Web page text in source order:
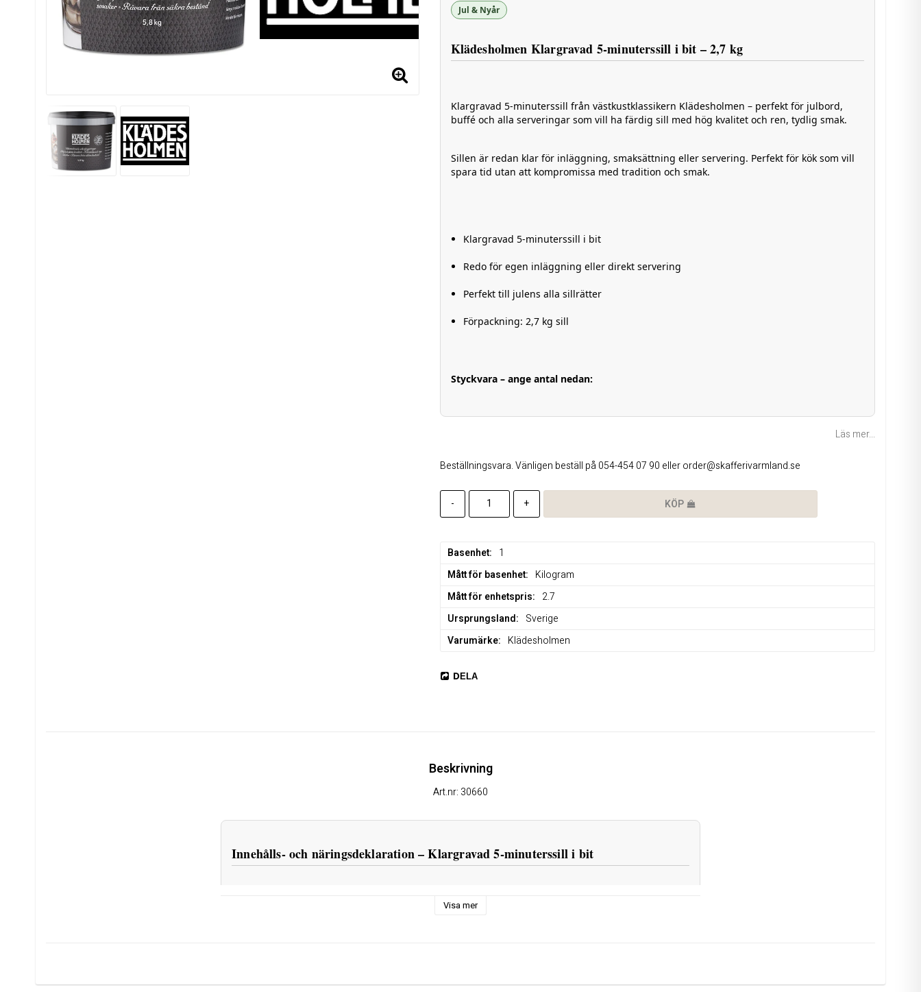
Jul & Nyår
Klädesholmen Klargravad 5-minuterssill i bit – 2,7 kg
Klargravad 5-minuterssill från västkustklassikern Klädesholmen – perfekt för julbord,
buffé och alla serveringar som vill ha färdig sill med hög kvalitet och ren, tydlig smak.
Sillen är redan klar för inläggning, smaksättning eller servering. Perfekt för kök som vill
spara tid utan att kompromissa med tradition och smak.
Klargravad 5-minuterssill i bit
Redo för egen inläggning eller direkt servering
Perfekt till julens alla sillrätter
Förpackning: 2,7 kg sill
Styckvara – ange antal nedan:
Läs mer...
Beställningsvara. Vänligen beställ på 054-454 07 90 eller order@skafferivarmland.se
- + KÖP
Basenhet
1
Mått för basenhet
Kilogram
Mått för enhetspris
2.7
Ursprungsland
Sverige
Varumärke
Klädesholmen
DELA
Beskrivning
Art.nr: 30660
Innehålls- och näringsdeklaration – Klargravad 5-minuterssill i bit
Visa mer